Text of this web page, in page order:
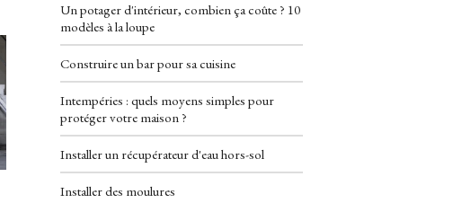
Un potager d'intérieur, combien ça coûte ? 10
modèles à la loupe
Construire un bar pour sa cuisine
Intempéries : quels moyens simples pour
protéger votre maison ?
Installer un récupérateur d'eau hors-sol
Installer des moulures